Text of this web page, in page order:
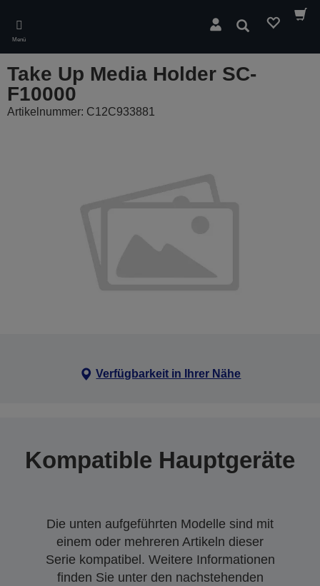
main
content
Menü
Suchen
Take Up Media Holder SC-
F10000
Artikelnummer: C12C933881
Verfügbarkeit in Ihrer Nähe
Kompatible Hauptgeräte
Die unten aufgeführten Modelle sind mit
einem oder mehreren Artikeln dieser
Serie kompatibel. Weitere Informationen
finden Sie unter den nachstehenden